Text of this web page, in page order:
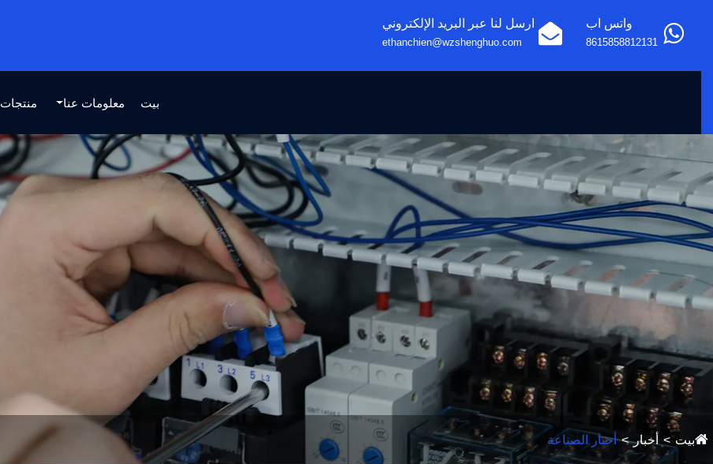
واتس اب
8615858812131
ارسل لنا عبر البريد الإلكتروني
ethanchien@wzshenghuo.com
بيت معلومات عنا منتجات
بيت أخبار أخبار الصناعة